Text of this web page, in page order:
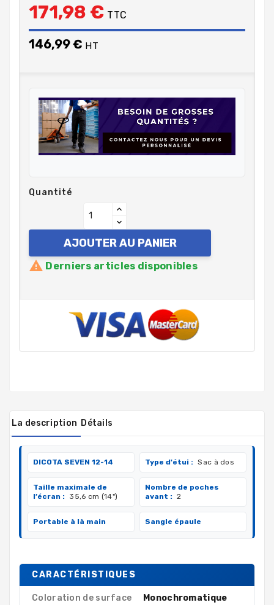
171,98 € TTC
146,99 € HT
Quantité
AJOUTER AU PANIER
 Derniers articles disponibles
La description Détails
DICOTA SEVEN 12-14 Type d'étui : Sac à dos
Taille maximale de
l’écran :
35,6 cm (14")
Nombre de poches
avant : 2
Portable à là main Sangle épaule
CARACTÉRISTIQUES
Coloration de surface Monochromatique